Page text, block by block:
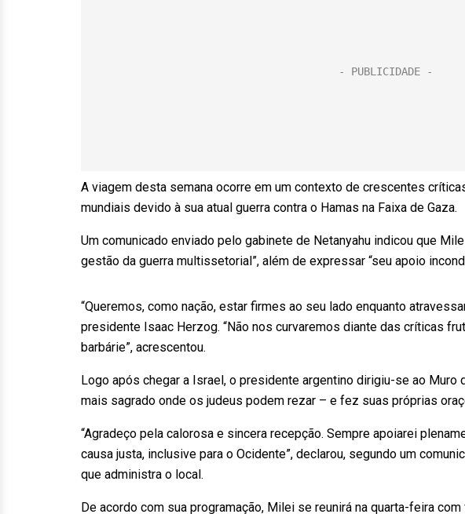
A viagem desta semana ocorre em um contexto de crescentes
mundiais devido à sua atual guerra contra o Hamas na Faixa de Gaza.
Um comunicado enviado pelo gabinete de Netanyahu indicou que
gestão da guerra multissetorial”, além de expressar “seu apoio
“Queremos, como nação, estar firmes ao seu lado enquanto
presidente Isaac Herzog. “Não nos curvaremos diante das críticas
barbárie”, acrescentou.
Logo após chegar a Israel, o presidente argentino dirigiu-se ao
mais sagrado onde os judeus podem rezar – e fez suas próprias
“Agradeço pela calorosa e sincera recepção. Sempre apoiarei
causa justa, inclusive para o Ocidente”, declarou, segundo um
que administra o local.
De acordo com sua programação, Milei se reunirá na quarta-feira